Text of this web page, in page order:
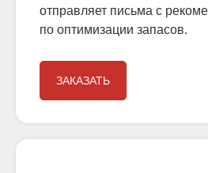
отправляет письма с
по оптимизации запасов.
ЗАКАЗАТЬ